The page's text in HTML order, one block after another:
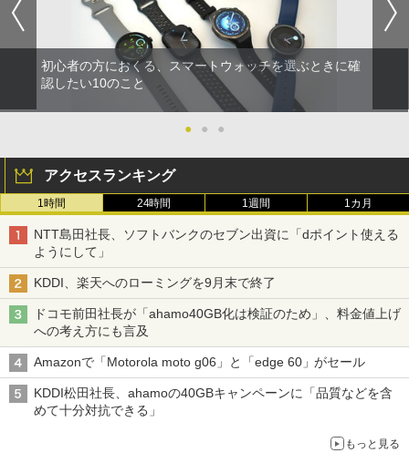
初心者の方におくる、スマートウォッチを選ぶときに確
認したい10のこと
● ● ●
アクセスランキング
1時間 24時間 1週間 1カ月
NTT島田社長、ソフトバンクのセブン出資に「dポイント使える
ようにして」
KDDI、楽天へのローミングを9月末で終了
ドコモ前田社長が「ahamo40GB化は検証のため」、料金値上げ
への考え方にも言及
Amazonで「Motorola moto g06」と「edge 60」がセール
KDDI松田社長、ahamoの40GBキャンペーンに「品質などを含
めて十分対抗できる」
もっと見る